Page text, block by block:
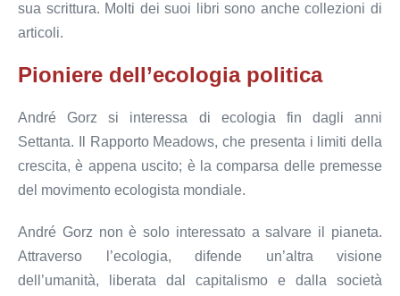
sua scrittura. Molti dei suoi libri sono anche collezioni di
articoli.
Pioniere dell’ecologia politica
André Gorz si interessa di ecologia fin dagli anni
Settanta. Il Rapporto Meadows, che presenta i limiti della
crescita, è appena uscito; è la comparsa delle premesse
del movimento ecologista mondiale.
André Gorz non è solo interessato a salvare il pianeta.
Attraverso l’ecologia, difende un’altra visione
dell’umanità, liberata dal capitalismo e dalla società